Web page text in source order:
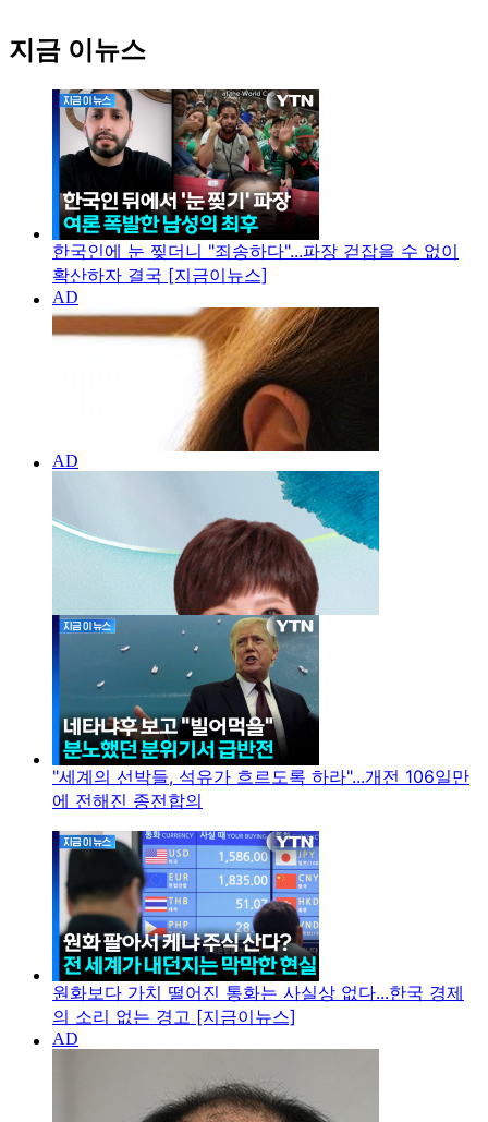
지금 이뉴스
한국인에 눈 찢더니 "죄송하다"...파장 걷잡을 수 없이
확산하자 결국 [지금이뉴스]
"세계의 선박들, 석유가 흐르도록 하라"...개전 106일만
에 전해진 종전합의
원화보다 가치 떨어진 통화는 사실상 없다...한국 경제
의 소리 없는 경고 [지금이뉴스]